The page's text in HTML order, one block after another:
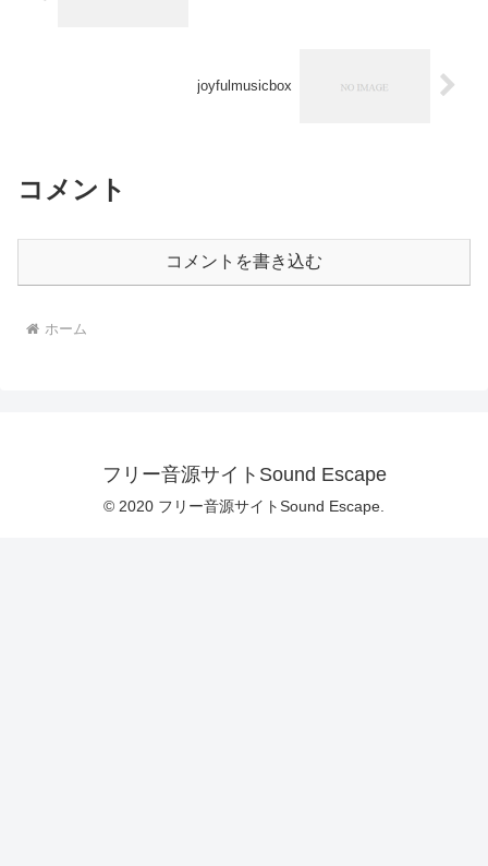
joyfulmusicbox
コメント
コメントを書き込む
ホーム
フリー音源サイトSound Escape
© 2020 フリー音源サイトSound Escape.